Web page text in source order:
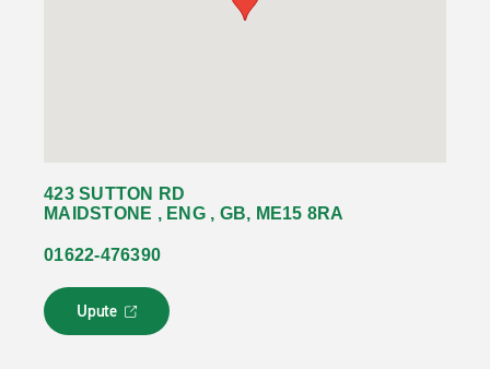
423 SUTTON RD
MAIDSTONE , ENG , GB, ME15 8RA
01622-476390
Upute
L
i